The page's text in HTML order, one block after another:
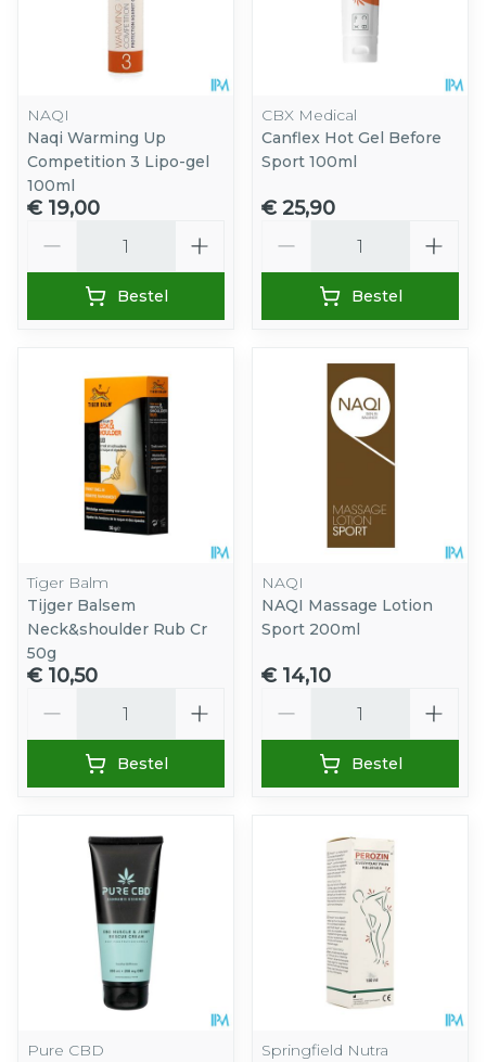
NAQI
Naqi Warming Up
Competition 3 Lipo-gel
100ml
€ 19,00
Bestel
CBX Medical
Canflex Hot Gel Before
Sport 100ml
€ 25,90
Bestel
Tiger Balm
Tijger Balsem
Neck&shoulder Rub Cr
50g
€ 10,50
Bestel
NAQI
NAQI Massage Lotion
Sport 200ml
€ 14,10
Bestel
Pure CBD
Springfield Nutra